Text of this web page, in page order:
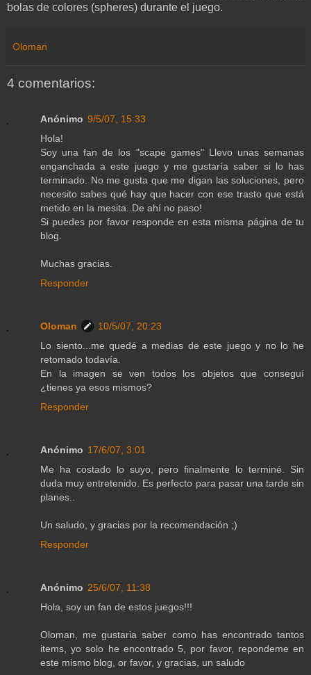
bolas de colores (spheres) durante el juego.
Oloman
4 comentarios:
Anónimo 9/5/07, 15:33
Hola!
Soy una fan de los "scape games" Llevo unas semanas
enganchada a este juego y me gustaría saber si lo has
terminado. No me gusta que me digan las soluciones, pero
necesito sabes qué hay que hacer con ese trasto que está
metido en la mesita..De ahí no paso!
Si puedes por favor responde en esta misma página de tu
blog.
Muchas gracias.
Responder
Oloman
10/5/07, 20:23
Lo siento...me quedé a medias de este juego y no lo he
retomado todavía.
En la imagen se ven todos los objetos que conseguí
¿tienes ya esos mismos?
Responder
Anónimo 17/6/07, 3:01
Me ha costado lo suyo, pero finalmente lo terminé. Sin
duda muy entretenido. Es perfecto para pasar una tarde sin
planes..
Un saludo, y gracias por la recomendación ;)
Responder
Anónimo 25/6/07, 11:38
Hola, soy un fan de estos juegos!!!
Oloman, me gustaria saber como has encontrado tantos
items, yo solo he encontrado 5, por favor, repondeme en
este mismo blog, or favor, y gracias, un saludo